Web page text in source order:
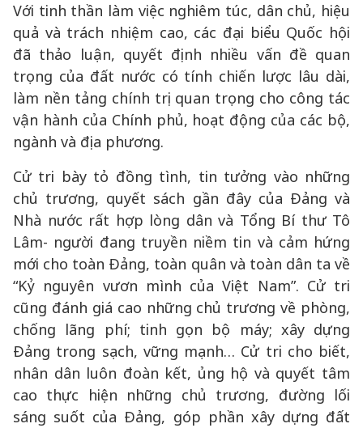
Với tinh thần làm việc nghiêm túc, dân chủ, hiệu
quả và trách nhiệm cao, các đại biểu Quốc hội
đã thảo luận, quyết định nhiều vấn đề quan
trọng của đất nước có tính chiến lược lâu dài,
làm nền tảng chính trị quan trọng cho công tác
vận hành của Chính phủ, hoạt động của các bộ,
ngành và địa phương.
Cử tri bày tỏ đồng tình, tin tưởng vào những
chủ trương, quyết sách gần đây của Đảng và
Nhà nước rất hợp lòng dân và Tổng Bí thư Tô
Lâm- người đang truyền niềm tin và cảm hứng
mới cho toàn Đảng, toàn quân và toàn dân ta về
“Kỷ nguyên vươn mình của Việt Nam”. Cử tri
cũng đánh giá cao những chủ trương về phòng,
chống lãng phí; tinh gọn bộ máy; xây dựng
Đảng trong sạch, vững mạnh… Cử tri cho biết,
nhân dân luôn đoàn kết, ủng hộ và quyết tâm
cao thực hiện những chủ trương, đường lối
sáng suốt của Đảng, góp phần xây dựng đất